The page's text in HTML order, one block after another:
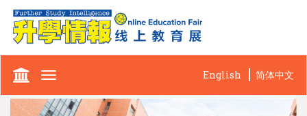
Toggle
English 简体中文